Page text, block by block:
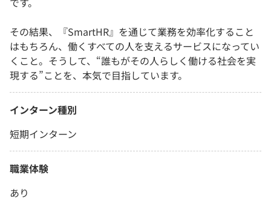
その結果、『SmartHR』を通じて業務を効率化すること
はもちろん、働くすべての人を支えるサービスになってい
くこと。そうして、“誰もがその人らしく働ける社会を実
現する”ことを、本気で目指しています。
インターン種別
短期インターン
職業体験
あり